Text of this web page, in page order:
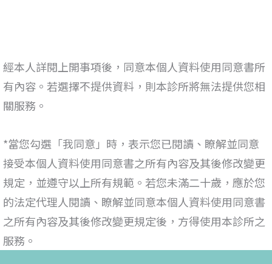
經本人詳閱上開事項後， 同意本個人資料使用同意書所
有內容。若選擇不提供資料，則本診所將無法提供您相
關服務。
*當您勾選「我同意」時，表示您已閱讀、瞭解並同意
接受本個人資料使用同意書之所有內容及其後修改變更
規定，並遵守以上所有規範。若您未滿二十歲，應於您
的法定代理人閱讀、瞭解並同意本個人資料使用同意書
之所有內容及其後修改變更規定後，方得使用本診所之
服務。